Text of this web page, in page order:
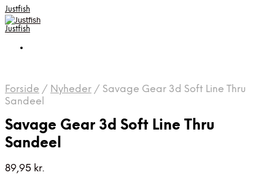
Justfish
Justfish
Forside / Nyheder / Savage Gear 3d Soft Line Thru
Sandeel
Savage Gear 3d Soft Line Thru
Sandeel
89,95 kr.